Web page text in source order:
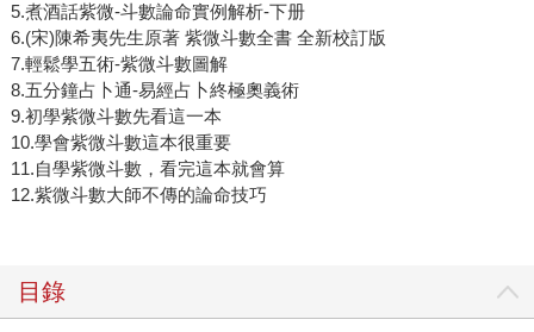
5.煮酒話紫微-斗數論命實例解析-下册
6.(宋)陳希夷先生原著 紫微斗數全書 全新校訂版
7.輕鬆學五術-紫微斗數圖解
8.五分鐘占卜通-易經占卜終極奧義術
9.初學紫微斗數先看這一本
10.學會紫微斗數這本很重要
11.自學紫微斗數，看完這本就會算
12.紫微斗數大師不傳的論命技巧
目錄